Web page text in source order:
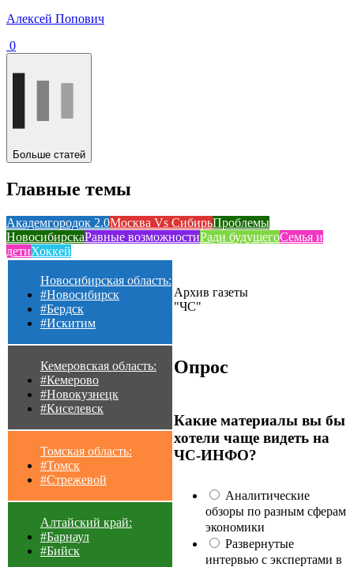
Алексей Попович
0
Больше статей
Главные темы
Академгородок 2.0Москва Vs СибирьПроблемы
НовосибирскаРавные возможностиРади будущегоСемья и
детиХоккей
Новосибирская область:
#Новосибирск
#Бердск
#Искитим
Кемеровская область:
#Кемерово
#Новокузнецк
#Киселевск
Томская область:
#Томск
#Стрежевой
Алтайский край:
#Барнаул
#Бийск
Архив газеты
"ЧС"
Опрос
Какие материалы вы бы
хотели чаще видеть на
ЧС-ИНФО?
Аналитические
обзоры по разным сферам
экономики
Развернутые
интервью с экспертами в